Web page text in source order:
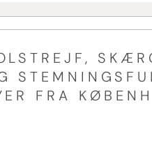
FRA